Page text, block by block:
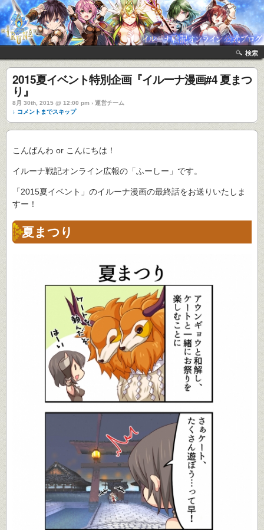
検索
2015夏イベント特別企画『イルーナ漫画#4 夏まつ
り』
8月 30th, 2015 @ 12:00 pm › 運営チーム
↓ コメントまでスキップ
こんばんわ or こんにちは！
イルーナ戦記オンライン広報の「ふーしー」です。
「2015夏イベント」のイルーナ漫画の最終話をお送りいたしま
すー！
夏まつり